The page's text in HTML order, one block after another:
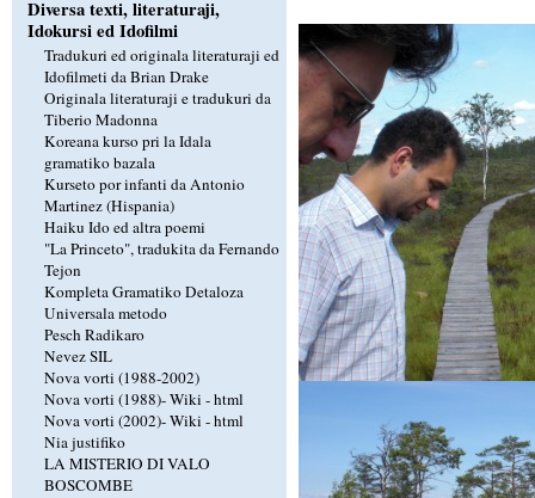
Diversa texti, literaturaji,
Idokursi ed Idofilmi
Tradukuri ed originala literaturaji ed
Idofilmeti da Brian Drake
Originala literaturaji e tradukuri da
Tiberio Madonna
Koreana kurso pri la Idala
gramatiko bazala
Kurseto por infanti da Antonio
Martinez (Hispania)
Haiku Ido ed altra poemi
"La Princeto", tradukita da Fernando
Tejon
Kompleta Gramatiko Detaloza
Universala metodo
Pesch Radikaro
Nevez SIL
Nova vorti (1988-2002)
Nova vorti (1988)-Wiki -html
Nova vorti (2002)-Wiki -html
Nia justifiko
LA MISTERIO DI VALO
BOSCOMBE